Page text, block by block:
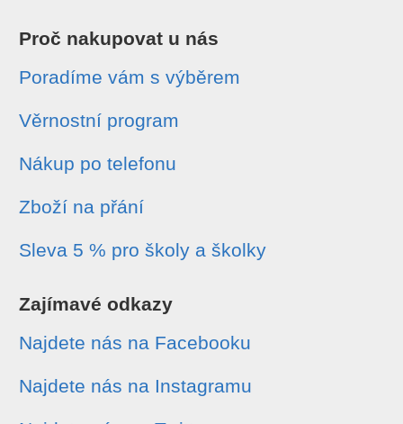
Proč nakupovat u nás
Poradíme vám s výběrem
Věrnostní program
Nákup po telefonu
Zboží na přání
Sleva 5 % pro školy a školky
Zajímavé odkazy
Najdete nás na Facebooku
Najdete nás na Instagramu